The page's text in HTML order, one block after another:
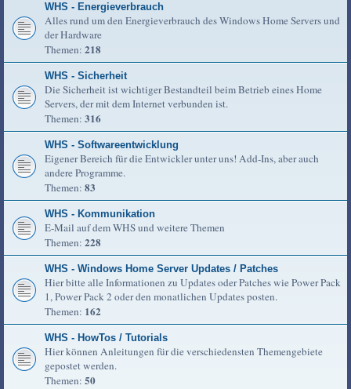
WHS - Energieverbrauch
Alles rund um den Energieverbrauch des Windows Home Servers und
der Hardware
Themen: 218
WHS - Sicherheit
Die Sicherheit ist wichtiger Bestandteil beim Betrieb eines Home
Servers, der mit dem Internet verbunden ist.
Themen: 316
WHS - Softwareentwicklung
Eigener Bereich für die Entwickler unter uns! Add-Ins, aber auch
andere Programme.
Themen: 83
WHS - Kommunikation
E-Mail auf dem WHS und weitere Themen
Themen: 228
WHS - Windows Home Server Updates / Patches
Hier bitte alle Informationen zu Updates oder Patches wie Power Pack
1, Power Pack 2 oder den monatlichen Updates posten.
Themen: 162
WHS - HowTos / Tutorials
Hier können Anleitungen für die verschiedensten Themengebiete
gepostet werden.
Themen: 50